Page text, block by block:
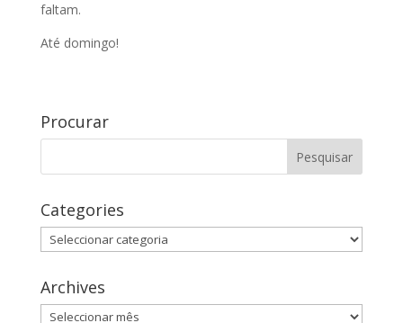
faltam.
Até domingo!
Procurar
Categories
Categories
Archives
Archives